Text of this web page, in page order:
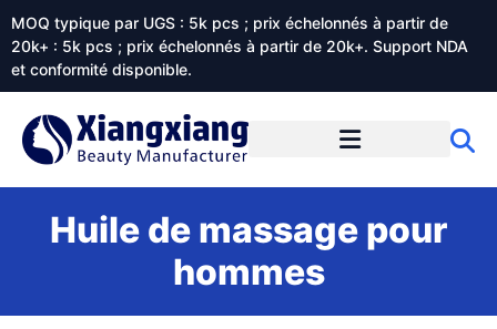
MOQ typique par UGS : 5k pcs ; prix échelonnés à partir de
20k+ : 5k pcs ; prix échelonnés à partir de 20k+. Support NDA
et conformité disponible.
Huile de massage pour
hommes